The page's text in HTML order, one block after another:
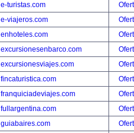
e-turistas.com
e-viajeros.com
enhoteles.com
excursionesenbarco.com
excursionesviajes.com
fincaturistica.com
franquiciadeviajes.com
fullargentina.com
guiabaires.com